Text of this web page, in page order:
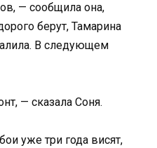
— сообщила она,
берут, Тамарина
В следующем
— сказала Соня.
уже три года висят,